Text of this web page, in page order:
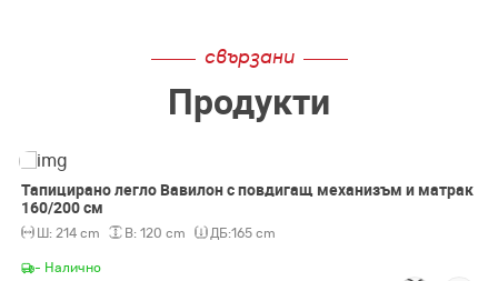
свързани
Продукти
Тапицирано легло Вавилон с повдигащ механизъм и матрак
160/200 см
Ш: 214 cm В: 120 cm ДБ:165 cm
- Налично